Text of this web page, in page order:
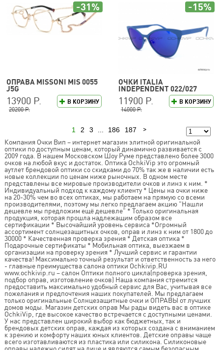
ОПРАВА MISSONI MIS 0055
J5G
В КОРЗИНУ
13900 Р.
20200 Р.
-31%
ОЧКИ ITALIA
INDEPENDENT 022/027
В КОРЗИНУ
11900 Р.
14000 Р.
-15%
1 2 3 186 187
Компания Очки Вип – интернет магазин элитной оригинальной
оптики по доступным ценам, который динамично развивается с
2009 года. В нашем Московском Шоу Руме представлено более 3000
очков на любой вкус и достаток. Оптика OchkiVip это огромный
аутлет брендовой оптики со скидками до 70% так же в наличии есть
новые коллекции по ценам ниже рыночных. В одном месте
представлены все мировые производители очков и линз к ним. *
Индивидуальный подход к каждому клиенту * Цены на очки ниже
на 20-30% чем во всех оптиках, мы работаем на прямую со всеми
производителями, поэтому мы легко предлагаем акцию "Нашли
дешевле мы предложим ещё дешевле" * Только оригинальная
продукция, которая прошла надлежащим образом все
сертификации * Высочайший уровень сервиса *Огромный
ассортимент солнцезащитных очков, оправ и линз к ним от 1800 до
30000 * Качественная проверка зрения * Детская оптика *
Подарочные сертификаты * Мобильная оптика, выезжаем в
организации на проверку зрения * Лучший сервис и гарантии
качества! Максимально точный результат и ответственность за него
- главные преимущества салона оптики Ochkivip.RU
www.ochkivip.ru – салон Оптики полного цикла(проверка зрения,
подбор оправ, изготовление очков) Наша компания стремится
предоставить максимально удобный сервис для Вас, учитывая все
пожелания и предпочтения наших покупателей. Мы предлагаем
только оригинальные Солнцезащитные очки и ОПРАВЫ от лучших
домов моды. Магазин детских оправ Мы рады видеть вас в оптике
OchkiVip, где высокое качество встречается с доступными ценами.
У нас представлен широкий выбор как бюджетных, так и
брендовых детских оправ, каждая из которых создана с вниманием
к зрению и комфорту наших юных клиентов. Детские оправы чаще
всего изготавливаются из пластика или силикона. Силиконовые